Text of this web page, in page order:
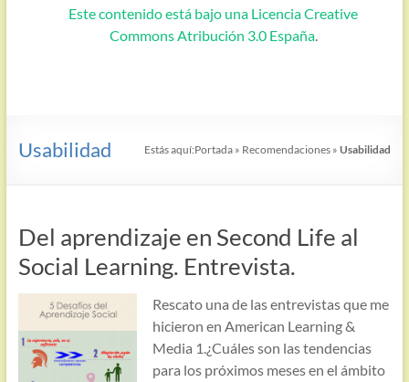
Este contenido está bajo una Licencia Creative
Commons Atribución 3.0 España.
Usabilidad Estás aquí:Portada » Recomendaciones »Usabilidad
Del aprendizaje en Second Life al
Social Learning. Entrevista.
Rescato una de las entrevistas que me
hicieron en American Learning &
Media 1.¿Cuáles son las tendencias
para los próximos meses en el ámbito